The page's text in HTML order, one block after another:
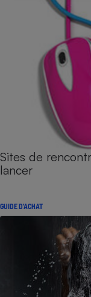
Sites de
lancer
GUIDE D'ACHAT